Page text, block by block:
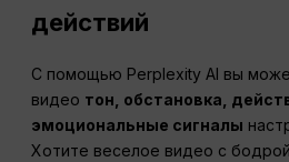
действий
С помощью Perplexity AI вы
видео тон, обстановка,
эмоциональные сигналы
Хотите веселое видео с